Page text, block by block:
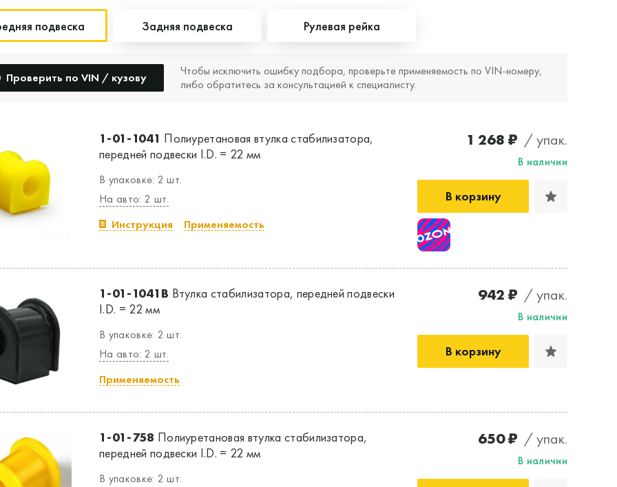
подвеска Задняя подвеска Рулевая рейка
Проверить по VIN / кузову
Чтобы исключить ошибку подбора, проверьте применяемость по VIN‑номеру,
либо обратитесь за консультацией к специалисту.
1-01-1041 Полиуретановая втулка стабилизатора,
передней подвески I.D. = 22 мм
В упаковке: 2 шт.
На авто: 2 шт.
Инструкция
Применяемость
1 268 ₽ / упак.
В наличии
В корзину
1-01-1041B Втулка стабилизатора, передней подвески
I.D. = 22 мм
В упаковке: 2 шт.
На авто: 2 шт.
Применяемость
942 ₽ / упак.
В наличии
В корзину
1-01-758 Полиуретановая втулка стабилизатора,
передней подвески I.D. = 22 мм
В упаковке: 2 шт.
650 ₽ / упак.
В наличии